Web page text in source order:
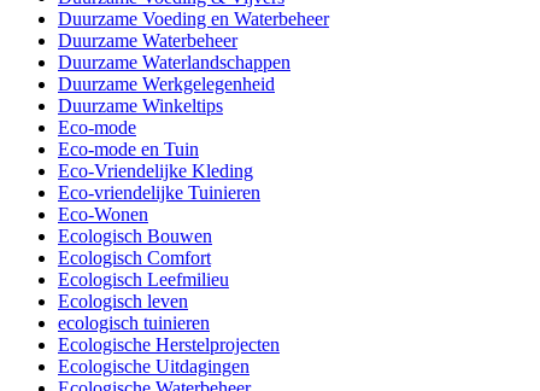
Duurzame Voeding en Waterbeheer
Duurzame Waterbeheer
Duurzame Waterlandschappen
Duurzame Werkgelegenheid
Duurzame Winkeltips
Eco-mode
Eco-mode en Tuin
Eco-Vriendelijke Kleding
Eco-vriendelijke Tuinieren
Eco-Wonen
Ecologisch Bouwen
Ecologisch Comfort
Ecologisch Leefmilieu
Ecologisch leven
ecologisch tuinieren
Ecologische Herstelprojecten
Ecologische Uitdagingen